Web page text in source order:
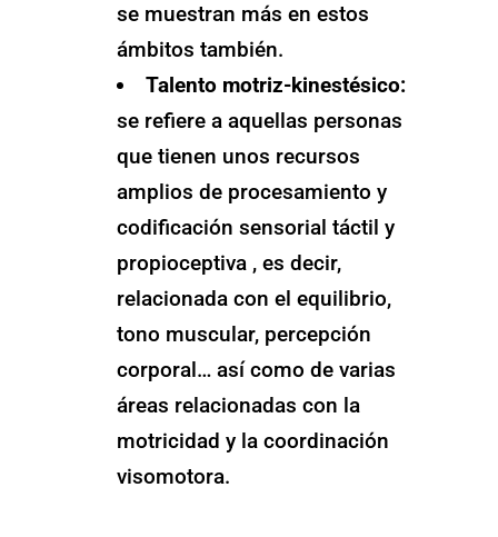
se muestran más en estos
ámbitos también.
Talento motriz-kinestésico:
se refiere a aquellas personas
que tienen unos recursos
amplios de procesamiento y
codificación sensorial táctil y
propioceptiva , es decir,
relacionada con el equilibrio,
tono muscular, percepción
corporal… así como de varias
áreas relacionadas con la
motricidad y la coordinación
visomotora.